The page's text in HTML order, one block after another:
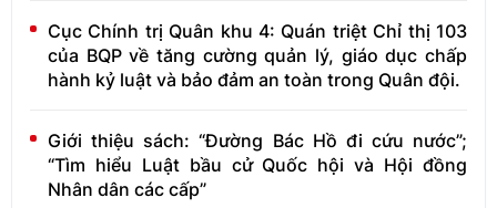
Cục Chính trị Quân khu 4: Quán triệt Chỉ thị 103
của BQP về tăng cường quản lý, giáo dục chấp
hành kỷ luật và bảo đảm an toàn trong Quân đội.
Giới thiệu sách: “Đường Bác Hồ đi cứu nước”;
“Tìm hiểu Luật bầu cử Quốc hội và Hội đồng
Nhân dân các cấp”